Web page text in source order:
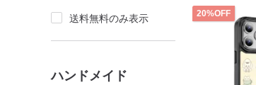
送料無料のみ表示
ハンドメイド
20%OFF